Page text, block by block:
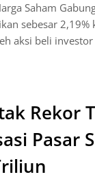
Saham
sebesar 2,19%
aksi beli
Rekor
Pasar